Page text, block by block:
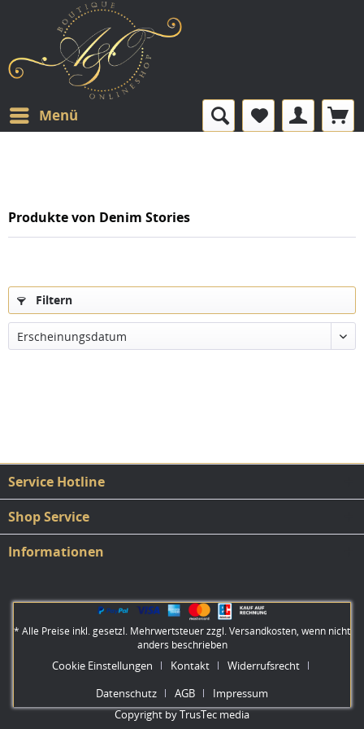
Menü
Produkte von Denim Stories
Filtern
Erscheinungsdatum
Service Hotline
Shop Service
Informationen
* Alle Preise inkl. gesetzl. Mehrwertsteuer zzgl.Versandkosten, wenn nicht
anders beschrieben
Cookie Einstellungen Kontakt
Widerrufsrecht
Datenschutz
AGB
Impressum
Copyright by TrusTec media